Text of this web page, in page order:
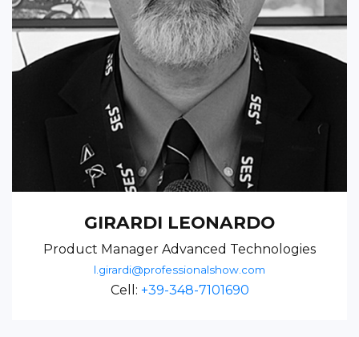
GIRARDI LEONARDO
Product Manager Advanced Technologies
l.girardi@professionalshow.com
Cell: +39-348-7101690